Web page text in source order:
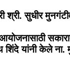
श्री. सुधीर
शिंदे यांनी केले ना.